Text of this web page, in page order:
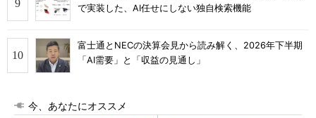
で実装した、AI任せにしない独自検索機能
富士通とNECの決算会見から読み解く、2026年下半期
「AI需要」と「収益の見通し」
今、あなたにオススメ